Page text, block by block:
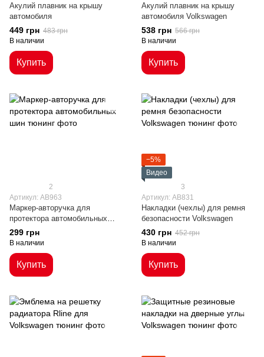
Акулий плавник на крышу
автомобиля
449 грн 483 грн
В наличии
Купить
Акулий плавник на крышу
автомобиля Volkswagen
538 грн 566 грн
В наличии
Купить
2
Артикул: AB963
Маркер-авторучка для
протектора автомобильных
шин
299 грн
В наличии
Купить
−5%
Видео
3
Артикул: AB831
Накладки (чехлы) для ремня
безопасности Volkswagen
430 грн 452 грн
В наличии
Купить